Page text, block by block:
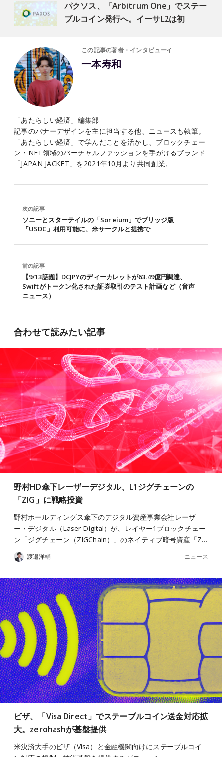
パクソス、「Arbitrum One」でステー
ブルコイン発行へ。イーサL2は初
この記事の著者・インタビューイ
一本寿和
「あたらしい経済」編集部
記事のバナーデザインを主に担当する他、ニュースも執筆。
「あたらしい経済」で学んだことを活かし、ブロックチェー
ン・NFT領域のバーチャルファッションを手がけるブランド
「JAPAN JACKET」を2021年10月より共同創業。
前の記事
【9/13話題】DCJPYのディーカレットが63.49億円調達、
Swiftがトークン化された証券取引のテスト計画など（音声
ニュース）
次の記事
ソニーとスターテイルの「Soneium」でブリッジ版
「USDC」利用可能に、米サークルと提携で
合わせて読みたい記事
野村HD傘下レーザーデジタル、L1ジグチェーンの
「ZIG」に戦略投資
野村ホールディングス傘下のデジタル資産事業会社レーザ
ー・デジタル（Laser Digital）が、レイヤー1ブロックチェー
ン「ジグチェーン（ZIGChain）」のネイティブ暗号資産「Z…
渡邉洋輔 ニュース
ビザ、「Visa Direct」でステーブルコイン送金対応拡
大。zerohashが基盤提供
米決済大手のビザ（Visa）と金融機関向けにステーブルコイ